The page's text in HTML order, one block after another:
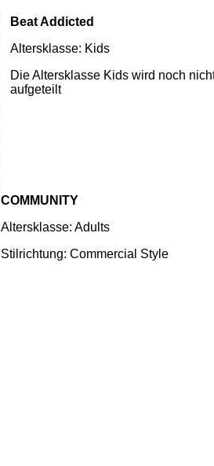
Beat Addicted
Altersklasse: Kids
Die Altersklasse Kids wird noch
aufgeteilt
COMMUNITY
Altersklasse: Adults
Stilrichtung: Commercial Style